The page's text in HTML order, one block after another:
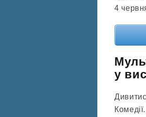
4
у